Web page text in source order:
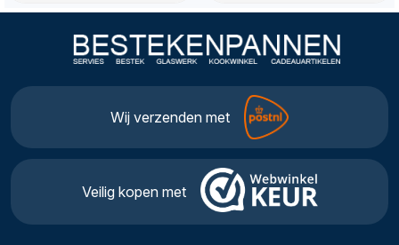
Wij verzenden met
Veilig kopen met